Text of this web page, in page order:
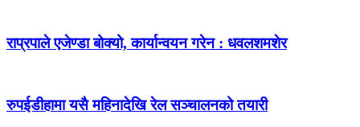
राप्रपाले एजेण्डा बोक्यो, कार्यान्वयन गरेन : धवलशमशेर
रुपईडीहामा यसै महिनादेखि रेल सञ्चालनको तयारी